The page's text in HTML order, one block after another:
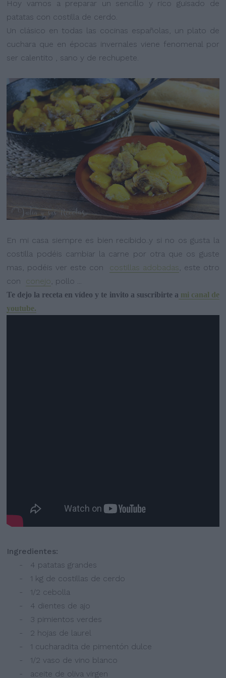
Hoy vamos a preparar un sencillo y rico guisado de
patatas con costilla de cerdo.
Un clásico en todas las cocinas españolas, un plato de
cuchara que en épocas invernales viene fenomenal por
ser calentito , sano y de rechupete.
En mi casa siempre es bien recibido..y si no os gusta la
costilla podéis cambiar la carne por otra que os guste
mas, podéis ver este con costillas adobadas , este otro
con conejo , pollo ...
Te dejo la receta en vídeo y te invito a suscribirte a mi canal de
youtube.
Ingredientes:
- 4 patatas grandes
- 1 kg de costillas de cerdo
- 1/2 cebolla
- 4 dientes de ajo
- 3 pimientos verdes
- 2 hojas de laurel
- 1 cucharadita de pimentón dulce
- 1/2 vaso de vino blanco
- aceite de oliva virgen